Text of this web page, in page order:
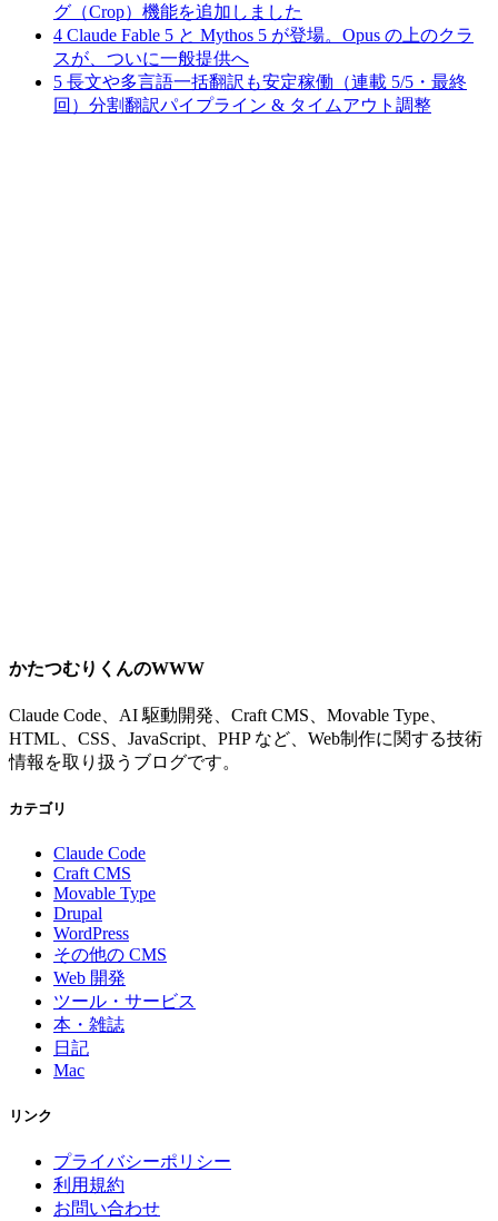
グ（Crop）機能を追加しました
4 Claude Fable 5 と Mythos 5 が登場。Opus の上のクラ
スが、ついに一般提供へ
5 長文や多言語一括翻訳も安定稼働（連載 5/5・最終
回）分割翻訳パイプライン & タイムアウト調整
かたつむりくんのWWW
Claude Code、AI 駆動開発、Craft CMS、Movable Type、
HTML、CSS、JavaScript、PHP など、Web制作に関する技術
情報を取り扱うブログです。
カテゴリ
Claude Code
Craft CMS
Movable Type
Drupal
WordPress
その他の CMS
Web 開発
ツール・サービス
本・雑誌
日記
Mac
リンク
プライバシーポリシー
利用規約
お問い合わせ